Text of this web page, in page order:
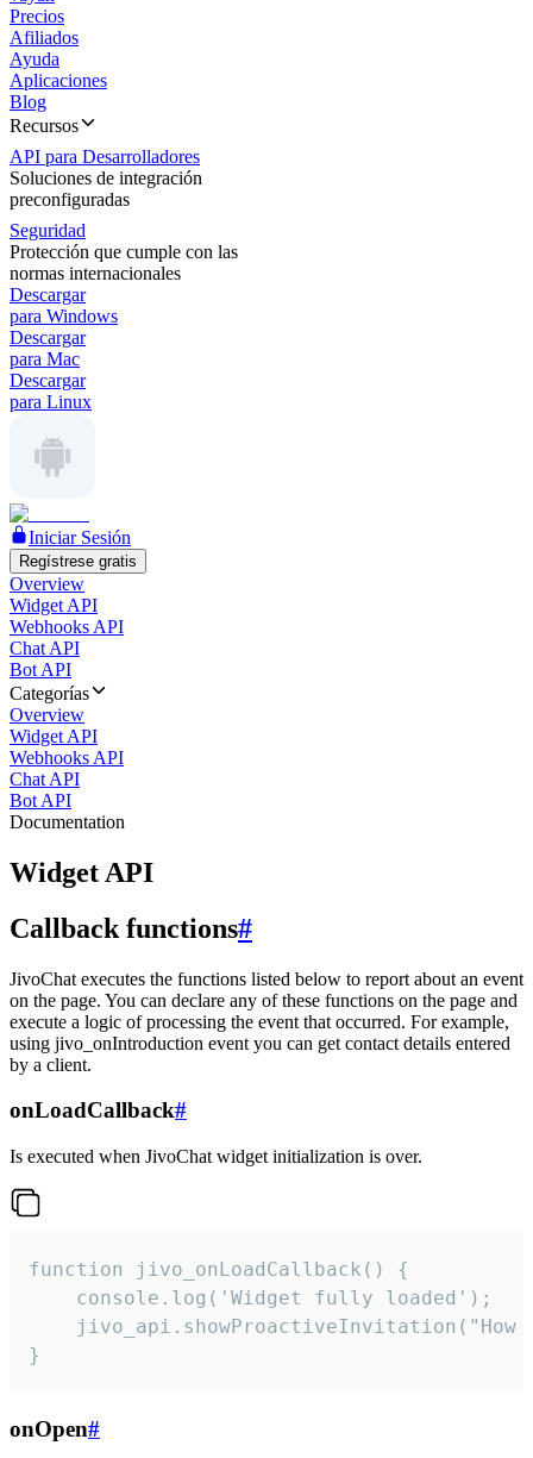
Precios
Afiliados
Ayuda
Aplicaciones
Blog
Recursos
API para Desarrolladores
Soluciones de integración
preconfiguradas
Seguridad
Protección que cumple con las
normas internacionales
Descargar
para Windows
Descargar
para Mac
Descargar
para Linux
Iniciar Sesión
Regístrese gratis
Overview
Widget API
Webhooks API
Chat API
Bot API
Categorías
Overview
Widget API
Webhooks API
Chat API
Bot API
Documentation
Widget API
Callback functions#
JivoChat executes the functions listed below to report about an event
on the page. You can declare any of these functions on the page and
execute a logic of processing the event that occurred. For example,
using jivo_onIntroduction event you can get contact details entered
by a client.
onLoadCallback#
Is executed when JivoChat widget initialization is over.
function jivo_onLoadCallback() {
    console.log('Widget fully loaded');
jivo_api.showProactiveInvitation("How
}
onOpen#